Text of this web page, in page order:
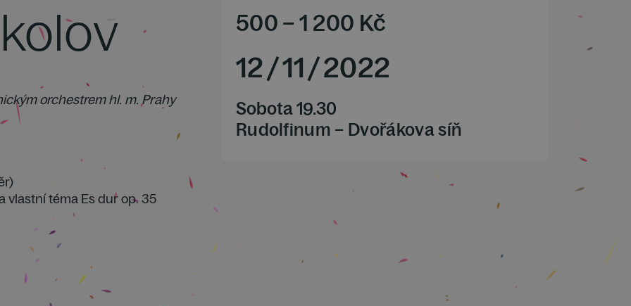
orchestrem hl. m. Prahy
vlastní téma Es dur op. 35
500 – 1 200 Kč
12/11/2022
Sobota 19.30
Rudolfinum – Dvořákova síň